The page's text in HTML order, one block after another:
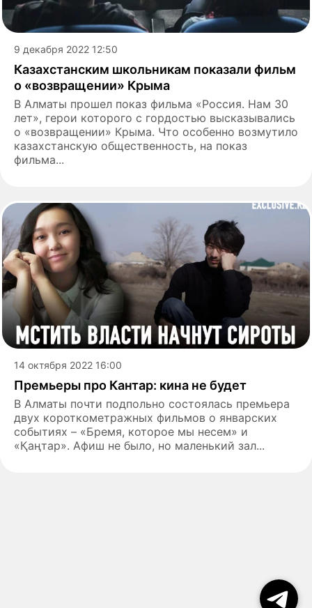
9 декабря 2022 12:50
Казахстанским школьникам показали фильм
о «возвращении» Крыма
В Алматы прошел показ фильма «Россия. Нам 30
лет», герои которого с гордостью высказывались
о «возвращении» Крыма. Что особенно возмутило
казахстанскую общественность, на показ
фильма...
14 октября 2022 16:00
Премьеры про Кантар: кина не будет
В Алматы почти подпольно состоялась премьера
двух короткометражных фильмов о январских
событиях – «Бремя, которое мы несем» и
«Қаңтар». Афиш не было, но маленький зал...